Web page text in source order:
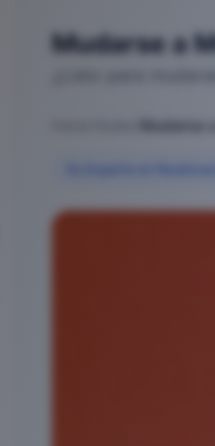
Mudarse a